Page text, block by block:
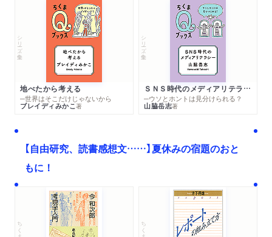
シリーズ・全集
地べたから考える
─世界はそこだけじゃないから
ブレイディみかこ著
シリーズ・全集
ＳＮＳ時代のメディアリテラシー
─ウソとホントは見分けられる？
山脇岳志著
【自由研究、読書感想文……】夏休みの宿題のおと
もに！
ちくま文庫 ちくま学芸文庫